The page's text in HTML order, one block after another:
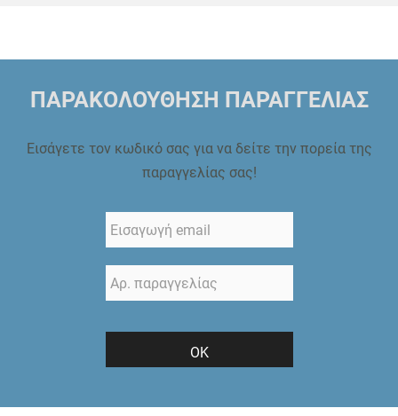
ΠΑΡΑΚΟΛΟΥΘΗΣΗ ΠΑΡΑΓΓΕΛΙΑΣ
Εισάγετε τον κωδικό σας για να δείτε την πορεία της
παραγγελίας σας!
ΟΚ